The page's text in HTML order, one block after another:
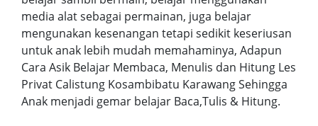
media alat sebagai permainan, juga belajar
mengunakan kesenangan tetapi sedikit keseriusan
untuk anak lebih mudah memahaminya, Adapun
Cara Asik Belajar Membaca, Menulis dan Hitung Les
Privat Calistung Kosambibatu Karawang Sehingga
Anak menjadi gemar belajar Baca,Tulis & Hitung.